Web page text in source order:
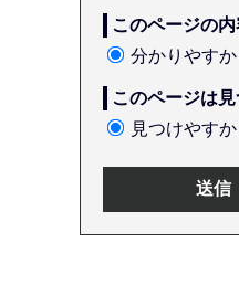
このページの
分かりやすか
このページは
見つけやす